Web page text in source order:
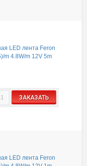
LED лента Feron
m 4.8W/m 12V 5m
ЗАКАЗАТЬ
LED лента Feron